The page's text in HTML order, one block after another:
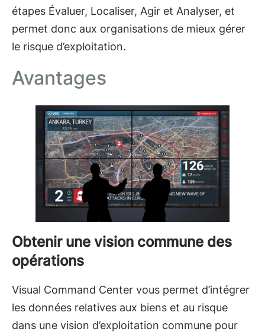
étapes Évaluer, Localiser, Agir et Analyser, et
permet donc aux organisations de mieux gérer
le risque d’exploitation.
Avantages
Obtenir une vision commune des
opérations
Visual Command Center vous permet d’intégrer
les données relatives aux biens et au risque
dans une vision d’exploitation commune pour